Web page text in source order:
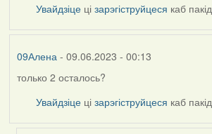
Увайдзіце цізарэгіструйцеся каб
09Алена - 09.06.2023 - 00:13
только 2 осталось?
Увайдзіце цізарэгіструйцеся каб